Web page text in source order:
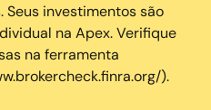
investimentos são
na Apex. Verifique
na ferramenta
).